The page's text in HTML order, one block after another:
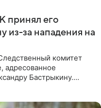
принял его
из-за нападения на
комитет
адресованное
Бастрыкину.